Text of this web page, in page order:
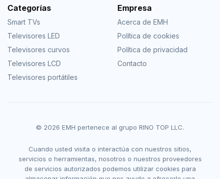
Categorías
Smart TVs
Televisores LED
Televisores curvos
Televisores LCD
Televisores portátiles
Empresa
Acerca de EMH
Política de cookies
Política de privacidad
Contacto
© 2026 EMH pertenece al grupo RINO TOP LLC.
Cuando usted visita o interactúa con nuestros sitios,
servicios o herramientas, nosotros o nuestros proveedores
de servicios autorizados podemos utilizar cookies para